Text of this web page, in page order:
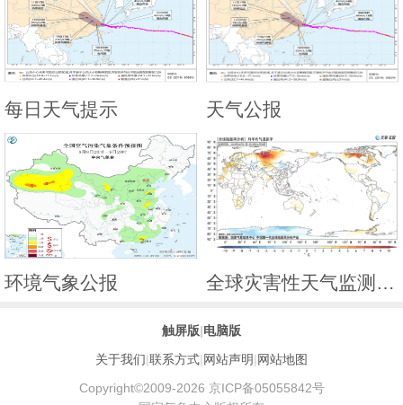
每日天气提示 天气公报
环境气象公报 全球灾害性天气监测月报
触屏版|电脑版
关于我们|联系方式| 网站声明| 网站地图
Copyright©2009-2026 京ICP备05055842号